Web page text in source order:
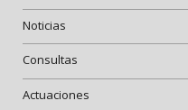
Noticias
Consultas
Actuaciones